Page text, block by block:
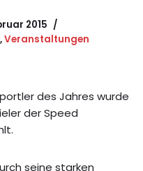
2015
,Veranstaltungen
des Jahres wurde
der Speed
seine starken